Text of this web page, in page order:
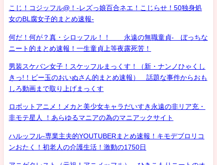
こじ！コジッフル@！-レズっ娘百合ネエ！こじらせ！50独身処
女のBL腐女子的まとめ速報-
何だ！何が？真・シロッフル！！ 永遠の無職童貞- ぼっちな
ニート的まとめ速報！一生童貞上等夜露死苦！
男装スケバン女子！スケッフルまっくす！（新・ナンノひゃくし
きっ!！ビー玉のおいぬさん的まとめ速報） 話題な事件からおも
しろ動画まで取り上げまっくす
ロボットアニメ！メカと美少女キャラだいすき永遠の非リア充・
非モテ星人 ！あらゆるマニアの為のマニアックサイト
ハルッフル-専業主夫的YOUTUBERまとめ速報！キモデブロリコ
ンおたく！初老人の介護生活！激動の1750日